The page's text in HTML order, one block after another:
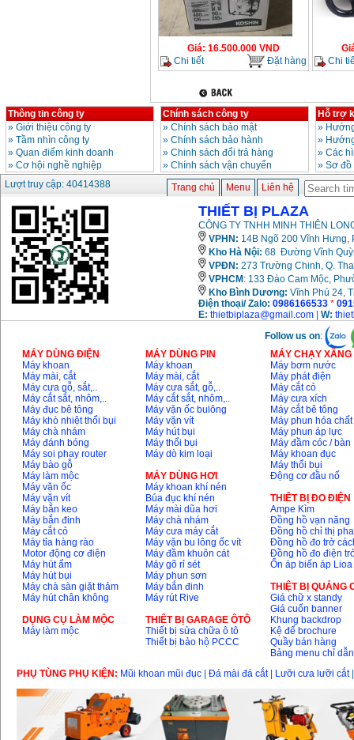
Giá: 16.500.000 VND
Chi tiết
Đặt hàng
Chi
Thông tin công ty
» Giới thiệu công ty
» Tầm nhìn công ty
» Quan điểm kinh doanh
» Cơ hội nghề nghiệp
Chính sách công ty
» Chính sách bảo mật
» Chính sách bảo hành
» Chinh sách đổi trả hàng
» Chính sách vận chuyển
Hỗ trợ
»
»
» Các
» Sơ
Lượt truy cập: 40414388
Trang chủ Menu Liên hệ
THIẾT BỊ PLAZA
CÔNG TY TNHH MINH THIÊN
VPHN: 14B Ngõ 200 Vĩnh Hưng,
Kho Hà Nội: 68 Đường Vĩnh
VPĐN: 273 Trường Chinh, Q.
VPHCM : 133 Đào Cam Mộc,
Kho Bình Dương: Vĩnh Phú 24,
Điện thoại/ Zalo: 0986166533 *
E: thietbiplaza@gmail.com W:
Follow us on:
MÁY DÙNG ĐIỆN
Máy khoan
Máy mài, cắt
Máy cưa gỗ, sắt,..
Máy cắt sắt, nhôm,..
Máy đục bê tông
Máy khò nhiệt thổi bụi
Máy chà nhám
Máy đánh bóng
Máy soi phay router
Máy bào gỗ
Máy làm mộc
Máy vặn ốc
Máy vặn vít
Máy bắn keo
Máy bắn đinh
Máy cắt cỏ
Máy tỉa hàng rào
Motor động cơ điện
Máy hút ẩm
Máy hút bụi
Máy chà sàn giặt thảm
Máy hút chân không
DỤNG CỤ LÀM MỘC
Máy làm mộc
MÁY DÙNG PIN
Máy khoan
Máy mài, cắt
Máy cưa sắt, gỗ,..
Máy cắt sắt, nhôm,..
Máy vặn ốc bulông
Máy vặn vít
Máy hút bụi
Máy thổi bụi
Máy dò kim loại
MÁY DÙNG HƠI
Máy khoan khí nén
Búa đục khí nén
Máy mài dũa hơi
Máy chà nhám
Máy cưa máy cắt
Máy vặn bu lông ốc vít
Máy đầm khuôn cát
Máy gõ rỉ sét
Máy phun sơn
Máy bắn đinh
Máy rút Rive
THIÊT BỊ GARAGE ÔTÔ
Thiết bị sửa chữa ô tô
Thiết bị bảo hộ PCCC
MÁY CHẠY
Máy bơm nước
Máy phát điện
Máy cắt cỏ
Máy cưa xích
Máy cắt bê tông
Máy phun hóa chất
Máy phun áp lực
Máy đầm cóc / bàn
Máy khoan đục
Máy thổi bụi
Động cơ đầu nổ
THIÊT BỊ ĐO ĐIỆN
Ampe Kìm
Đồng hồ vạn năng
Đồng hồ chỉ thị pha
Đồng hồ đo trở
Đồng hồ đo điện
Ổn áp biến áp Lioa
THIỆT BỊ QUẢNG
Giá chữ x standy
Giá cuốn banner
Khung backdrop
Kệ để brochure
Quầy bán hàng
Bảng menu chỉ dẫn
PHỤ TÙNG PHỤ KIỆN: Mũi khoan mũi đục Đá mài đá cắt| Lưỡi cưa lưỡi cắt